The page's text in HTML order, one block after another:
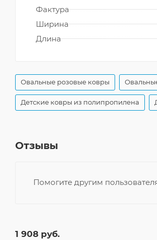
Фактура
Ширина
Длина
Овальные розовые ковры
Детские ковры из полипропилена
Отзывы
Помогите другим
1 908 руб.